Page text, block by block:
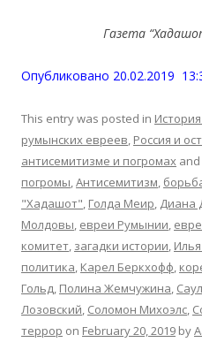
Газета
Опубликовано 20.02.2019
This entry was posted in
румынских евреев, Россия и
антисемитизме и погромах
погромы,Антисемитизм,
"Хадашот", Голда Меир, Диана
Молдовы, евреи Румынии,
комитет, загадки истории,
политика, Карел Беркхофф,
Гольд, Полина Жемчужина,
Лозовский, Соломон Михоэлс,
террор on February 20, 2019 by